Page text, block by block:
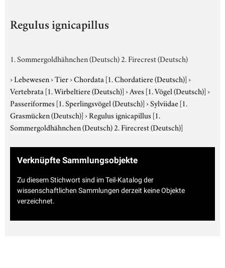
Regulus ignicapillus
1. Sommergoldhähnchen (Deutsch) 2. Firecrest (Deutsch)
›Lebewesen›Tier›Chordata [1. Chordatiere (Deutsch)]›
Vertebrata [1. Wirbeltiere (Deutsch)]›Aves [1. Vögel (Deutsch)]›
Passeriformes [1. Sperlingsvögel (Deutsch)]›Sylviidae [1.
Grasmücken (Deutsch)]›Regulus ignicapillus [1.
Sommergoldhähnchen (Deutsch) 2. Firecrest (Deutsch)]
Verknüpfte Sammlungsobjekte
Zu diesem Stichwort sind im Teil-Katalog der
wissenschaftlichen Sammlungen derzeit keine Objekte
verzeichnet.